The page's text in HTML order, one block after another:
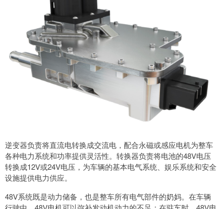
逆变器负责将直流电转换成交流电，配合永磁或感应电机为整车
各种电力系统和功率提供灵活性。转换器负责将电池的48V电压
转换成12V或24V电压，为车辆的基本电气系统、娱乐系统和安全
设施提供电力供应。
48V系统既是动力储备，也是整车所有电气部件的奶妈。在车辆